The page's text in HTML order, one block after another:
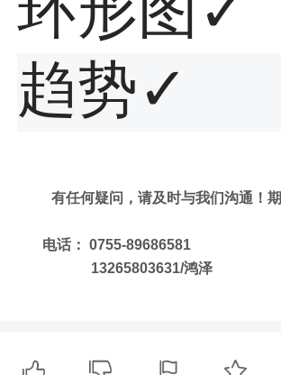
趋势✓
有任何疑问，请及时与我们沟通！
电话： 0755-89686581
13265803631/鸿泽